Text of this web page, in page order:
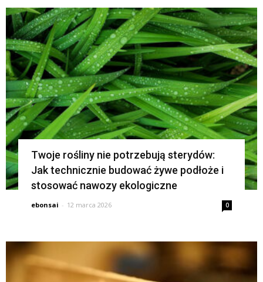
Twoje rośliny nie potrzebują sterydów:
Jak technicznie budować żywe podłoże i
stosować nawozy ekologiczne
ebonsai - 12 marca 2026 0